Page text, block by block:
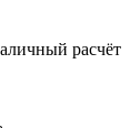
расчёт